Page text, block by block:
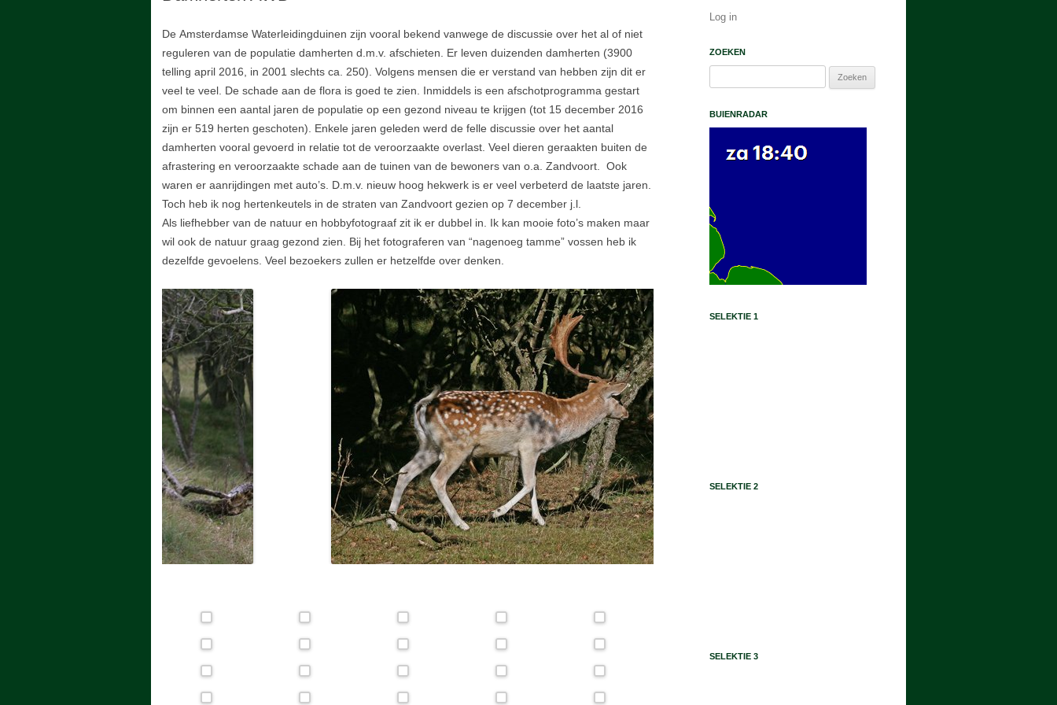
PADDENSTOELEN
BRUMMEN 2009
De Amsterdamse Waterleidingduinen zijn vooral bekend vanwege de discussie over het al of niet
reguleren van de populatie damherten d.m.v. afschieten. Er leven duizenden damherten (3900
telling april 2016, in 2001 slechts ca. 250). Volgens mensen die er verstand van hebben zijn dit er
veel te veel. De schade aan de flora is goed te zien. Inmiddels is een afschotprogramma gestart
om binnen een aantal jaren de populatie op een gezond niveau te krijgen (tot 15 december 2016
zijn er 519 herten geschoten). Enkele jaren geleden werd de felle discussie over het aantal
damherten vooral gevoerd in relatie tot de veroorzaakte overlast. Veel dieren geraakten buiten de
afrastering en veroorzaakte schade aan de tuinen van de bewoners van o.a. Zandvoort. Ook
waren er aanrijdingen met auto’s. D.m.v. nieuw hoog hekwerk is er veel verbeterd de laatste jaren.
Toch heb ik nog hertenkeutels in de straten van Zandvoort gezien op 7 december j.l.
Als liefhebber van de natuur en hobbyfotograaf zit ik er dubbel in. Ik kan mooie foto’s maken maar
wil ook de natuur graag gezond zien. Bij het fotograferen van “nagenoeg tamme” vossen heb ik
dezelfde gevoelens. Veel bezoekers zullen er hetzelfde over denken.
Log in
ZOEKEN
BUIENRADAR
SELEKTIE 1
SELEKTIE 2
SELEKTIE 3